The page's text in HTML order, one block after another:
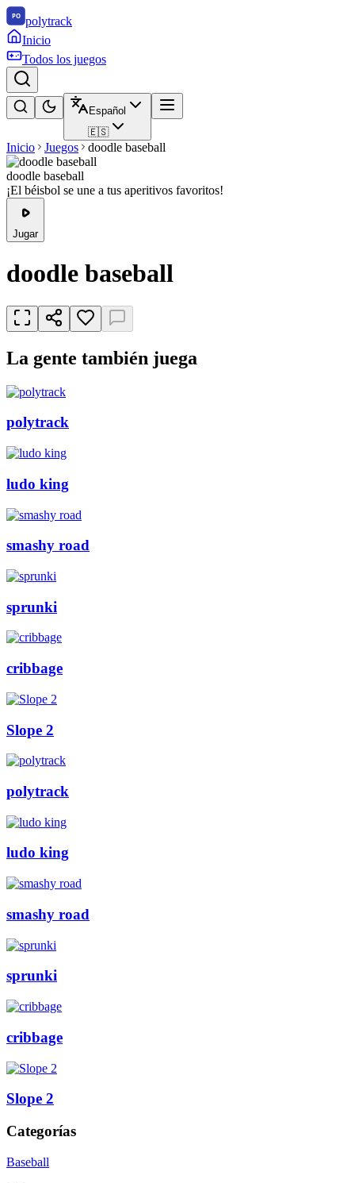
polytrack
Inicio
Todos los juegos
Español
🇪🇸
Inicio Juegos doodle baseball
doodle baseball
¡El béisbol se une a tus aperitivos favoritos!
Jugar
doodle baseball
La gente también juega
polytrack
ludo king
smashy road
sprunki
cribbage
Slope 2
polytrack
ludo king
smashy road
sprunki
cribbage
Slope 2
Categorías
Baseball